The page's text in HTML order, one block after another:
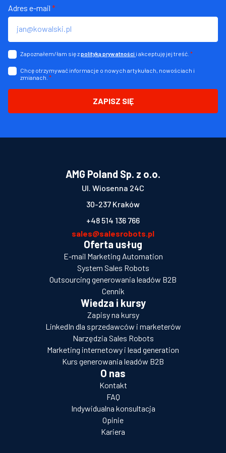
Adres e-mail *
Zapoznałem/łam się zpolityką prywatności i akceptuję jej treść. *
Chcę otrzymywać informacje o nowych artykułach, nowościach i
zmianach. *
ZAPISZ SIĘ
AMG Poland Sp. z o.o.
Ul. Wiosenna 24C
30-237 Kraków
+48 514 136 766
sales@salesrobots.pl
Oferta usług
E-mail Marketing Automation
System Sales Robots
Outsourcing generowania leadów B2B
Cennik
Wiedza i kursy
Zapisy na kursy
LinkedIn dla sprzedawców i marketerów
Narzędzia Sales Robots
Marketing internetowy i lead generation
Kurs generowania leadów B2B
O nas
Kontakt
FAQ
Indywidualna konsultacja
Opinie
Kariera